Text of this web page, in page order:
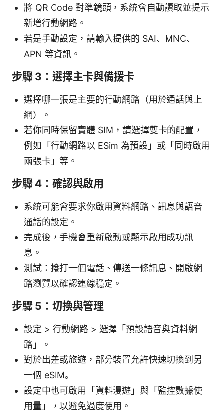
將 QR Code 對準鏡頭，系統會自動讀取並提示
新增行動網路。
若是手動設定，請輸入提供的 SAI、MNC、
APN 等資訊。
步驟 3：選擇主卡與備援卡
選擇哪一張是主要的行動網路（用於通話與上
網）。
若你同時保留實體 SIM，請選擇雙卡的配置，
例如「行動網路以 ESim 為預設」或「同時啟用
兩張卡」等。
步驟 4：確認與啟用
系統可能會要求你啟用資料網路、訊息與語音
通話的設定。
完成後，手機會重新啟動或顯示啟用成功訊
息。
測試：撥打一個電話、傳送一條訊息、開啟網
路瀏覽以確認連線穩定。
步驟 5：切換與管理
設定 > 行動網路 > 選擇「預設語音與資料網
路」。
對於出差或旅遊，部分裝置允許快速切換到另
一個 eSIM。
設定中也可啟用「資料漫遊」與「監控數據使
用量」，以避免過度使用。